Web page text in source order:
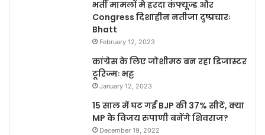
भर्ती मामलों मे हरदा कंफ्यूज्ड और
Congress दिशाहीन नतीजा दुष्प्रचारः
Bhatt
February 12, 2023
कांग्रेस के लिए जोशीमठ बन रहा डिजास्टर
टूरिज्मः भट्ट
January 12, 2023
15 साल में घट गईं BJP की 37% सीटें, क्या
MP के विजय रुपाणी बनेंगे शिवराज?
December 19, 2022